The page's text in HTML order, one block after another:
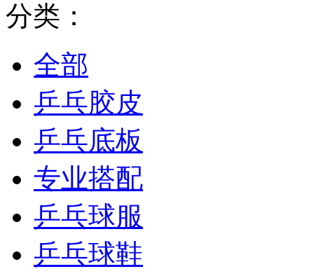
分类：
全部
乒乓胶皮
乒乓底板
专业搭配
乒乓球服
乒乓球鞋